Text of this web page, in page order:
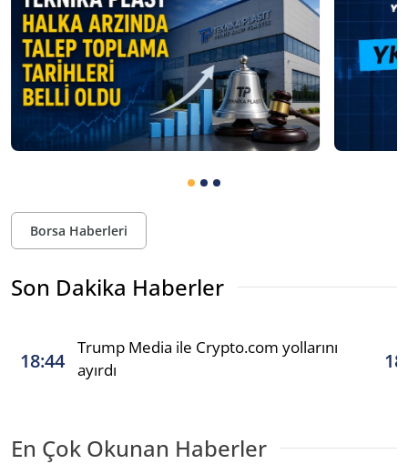
Borsa Haberleri
Son Dakika Haberler
18:44
Trump Media ile Crypto.com yollarını
ayırdı
En Çok Okunan Haberler